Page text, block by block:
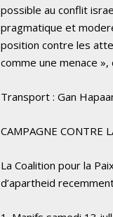
possible au conflit
pragmatique et
position contre les
comme une menace
Transport : Gan
CAMPAGNE CONTRE
La Coalition pour la
d’apartheid